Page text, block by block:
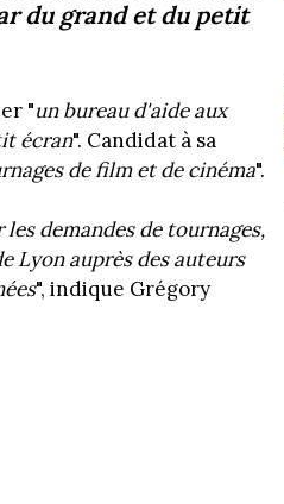
du grand et du petit
"un bureau d'aide aux
écran". Candidat à sa
de film et de cinéma".
demandes de tournages,
Lyon auprès des auteurs
", indique Grégory